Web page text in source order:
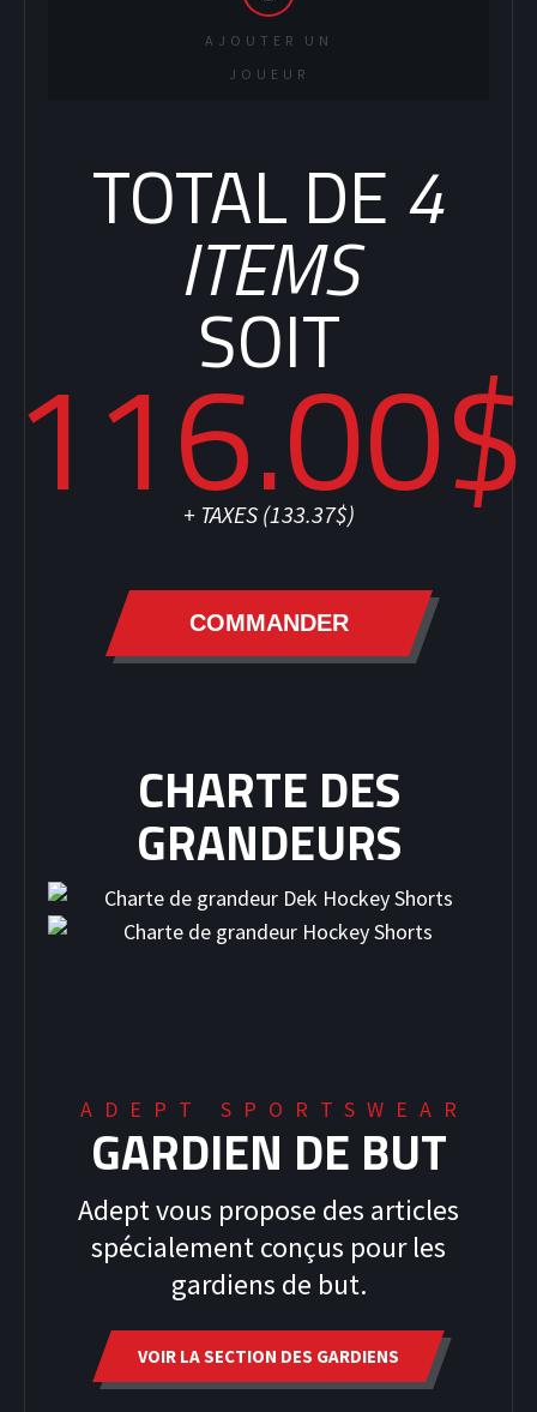
SOCCER
AJOUTER UN
JOUEUR
TOTAL DE 4
ITEMS
SOIT
116.00$
+ TAXES (133.37$)
COMMANDER
CHARTE DES
GRANDEURS
ADEPT SPORTSWEAR
GARDIEN DE BUT
Adept vous propose des articles
spécialement conçus pour les
gardiens de but.
VOIR LA SECTION DES GARDIENS